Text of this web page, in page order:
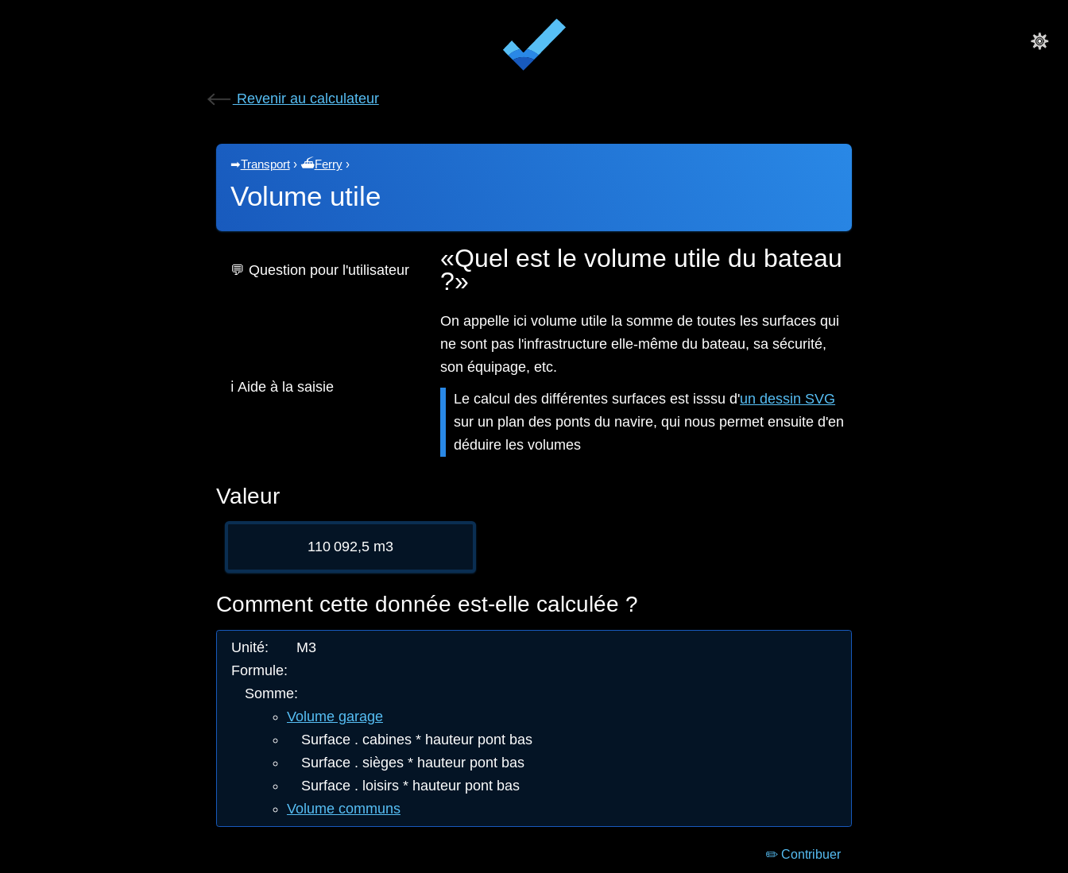
Revenir au calculateur
➡Transport› ⛴Ferry›
Volume utile
💬 Question pour l'utilisateur
Quel est le volume utile du bateau
?
ℹ️ Aide à la saisie
On appelle ici volume utile la somme de toutes les surfaces qui
ne sont pas l'infrastructure elle-même du bateau, sa sécurité,
son équipage, etc.
Le calcul des différentes surfaces est isssu d'un dessin SVG
sur un plan des ponts du navire, qui nous permet ensuite d'en
déduire les volumes
Valeur
110 092,5 m3
Comment cette donnée est-elle calculée ?
Unité:
M3
Formule:
Somme:
Volume garage
Surface . cabines * hauteur pont bas
Surface . sièges * hauteur pont bas
Surface . loisirs * hauteur pont bas
Volume communs
✏️ Contribuer